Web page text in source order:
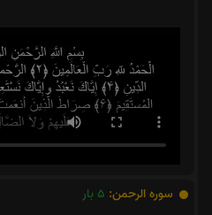
سوره الرحمن: 5 بار